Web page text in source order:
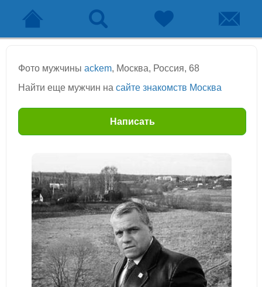
Фото мужчины ackem, Москва, Россия, 68
Найти еще мужчин на сайте знакомств Москва
Написать